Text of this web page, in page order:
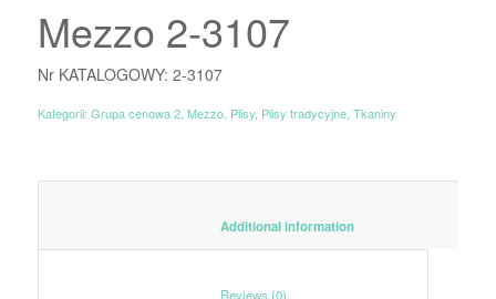
Mezzo 2-3107
Nr KATALOGOWY: 2-3107
Kategorii: Grupa cenowa 2, Mezzo, Plisy, Plisy tradycyjne, Tkaniny
						Additional information